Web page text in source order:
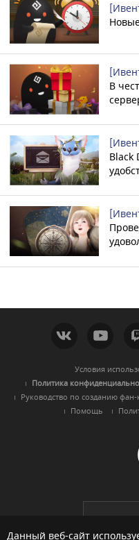
В
Black
Условия
Политика
Руководство по созданию фан-
Помощь
Данный веб-сайт